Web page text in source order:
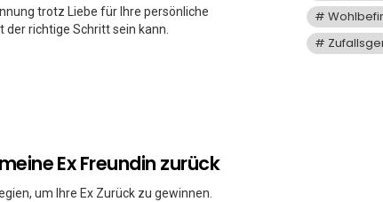
trotz Liebe für Ihre persönliche
richtige Schritt sein kann.
Ex Freundin zurück
um Ihre Ex Zurück zu gewinnen.